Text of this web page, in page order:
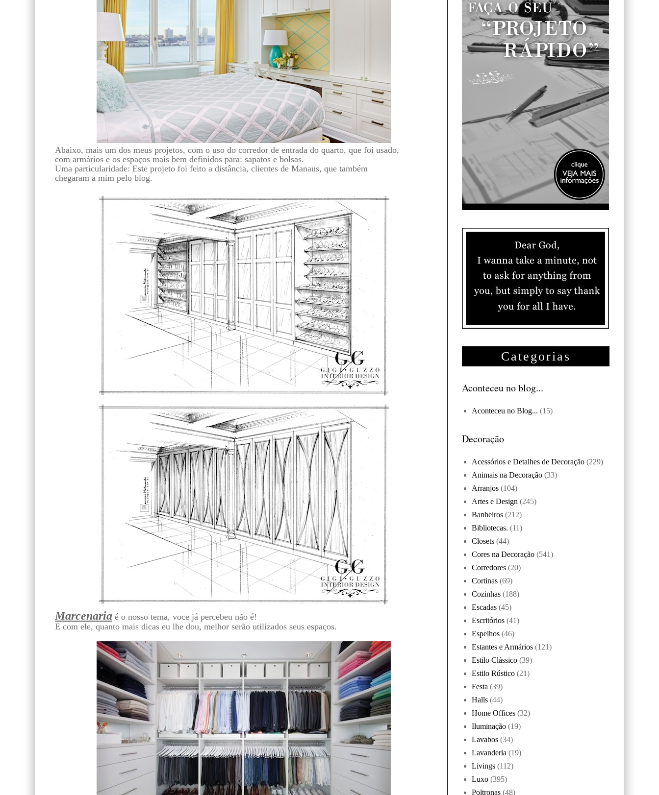
Abaixo, mais um dos meus projetos, com o uso do corredor de entrada do quarto, que foi usado,
com armários e os espaços mais bem definidos para: sapatos e bolsas.
Uma particularidade: Este projeto foi feito a distância, clientes de Manaus, que também
chegaram a mim pelo blog.
Marcenaria é o nosso tema, voce já percebeu não é!
E com ele, quanto mais dicas eu lhe dou, melhor serão utilizados seus espaços.
Categorias
Aconteceu no blog...
Aconteceu no Blog... (15)
Decoração
Acessórios e Detalhes de Decoração (229)
Animais na Decoração (33)
Arranjos (104)
Artes e Design (245)
Banheiros (212)
Bibliotecas. (11)
Closets (44)
Cores na Decoração (541)
Corredores (20)
Cortinas (69)
Cozinhas (188)
Escadas (45)
Escritórios (41)
Espelhos (46)
Estantes e Armários (121)
Estilo Clássico (39)
Estilo Rústico (21)
Festa (39)
Halls (44)
Home Offices (32)
Iluminação (19)
Lavabos (34)
Lavanderia (19)
Livings (112)
Luxo (395)
Poltronas (48)